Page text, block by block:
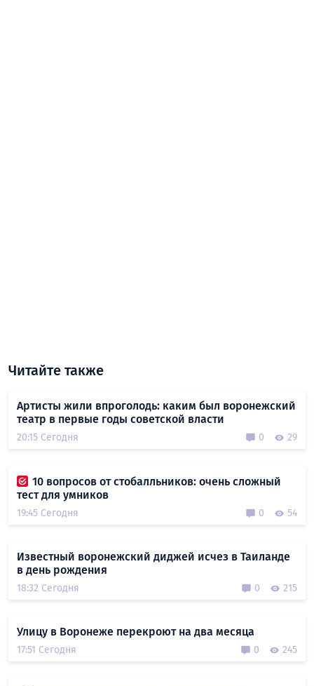
Читайте также
Артисты жили впроголодь: каким был воронежский
театр в первые годы советской власти
20:15 Сегодня 0 29
10 вопросов от стобалльников: очень сложный
тест для умников
19:45 Сегодня 0 54
Известный воронежский диджей исчез в Таиланде
в день рождения
18:32 Сегодня 0 215
Улицу в Воронеже перекроют на два месяца
17:51 Сегодня 0 245